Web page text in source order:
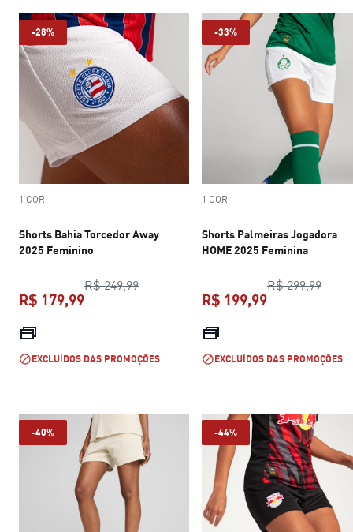
-28%
1 COR
Shorts Bahia Torcedor Away
2025 Feminino
R$ 249,99preço original R$ 249,99
R$ 179,99
preço atual R$ 179,99
EXCLUÍDOS DAS PROMOÇÕES
-33%
1 COR
Shorts Palmeiras Jogadora
HOME 2025 Feminina
R$ 299,99
R$ 199,99
EXCLUÍDOS DAS PROMOÇÕES
-40% -44%